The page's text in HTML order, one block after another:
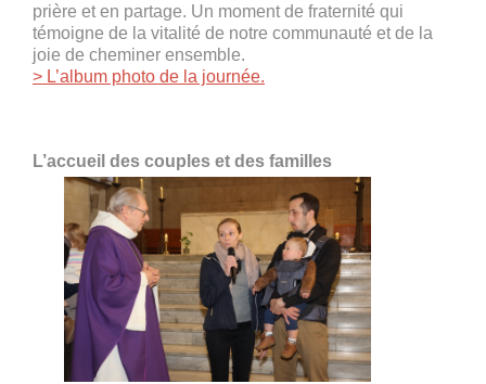
prière et en partage. Un moment de fraternité qui
témoigne de la vitalité de notre communauté et de la
joie de cheminer ensemble.
> L’album photo de la journée.
L’accueil des couples et des familles